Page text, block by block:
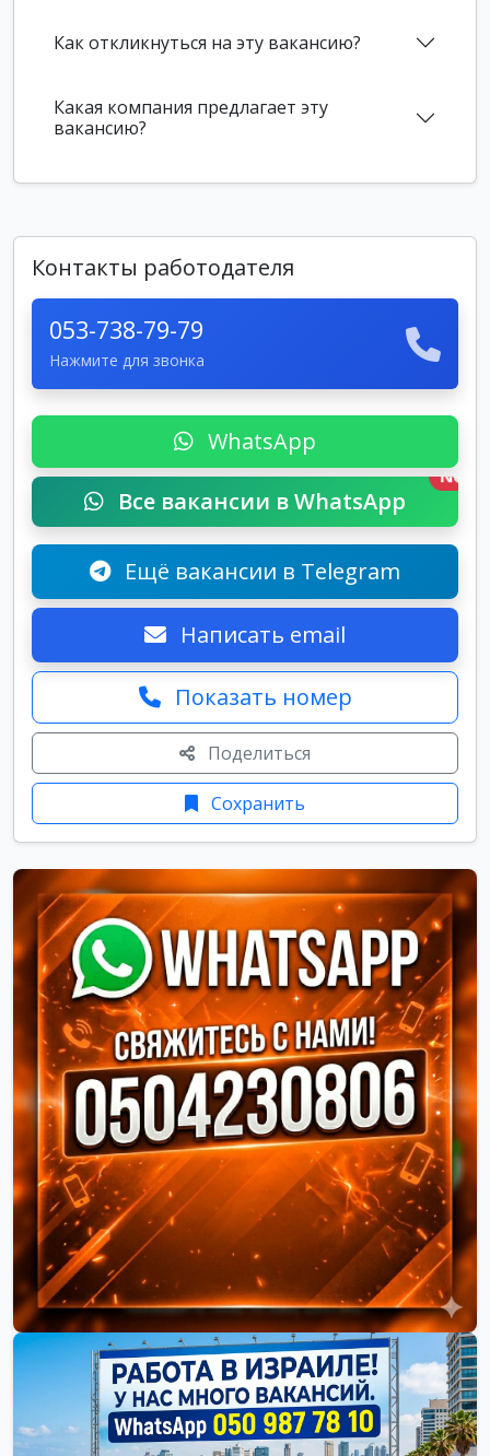
Как откликнуться на эту вакансию?
Какая компания предлагает эту
вакансию?
Контакты работодателя
053-738-79-79
Нажмите для звонка
WhatsApp
Все вакансии в WhatsApp
New
Ещё вакансии в Telegram
Написать email
Показать номер
Поделиться
Сохранить